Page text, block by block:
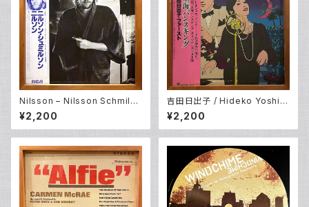
Nilsson – Nilsson Schmilss
on (LP)
¥2,200
吉田日出子 / Hideko Yoshid
a – 上海バンスキング / Shang
hai Vance King (LP)
¥2,200